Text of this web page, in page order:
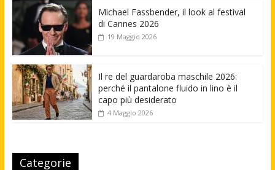
Michael Fassbender, il look al festival
di Cannes 2026
19 Maggio 2026
Il re del guardaroba maschile 2026:
perché il pantalone fluido in lino è il
capo più desiderato
4 Maggio 2026
Categorie